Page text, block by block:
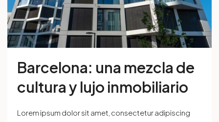
Barcelona: una mezcla de
cultura y lujo inmobiliario
Lorem ipsum dolor sit amet, consectetur adipiscing